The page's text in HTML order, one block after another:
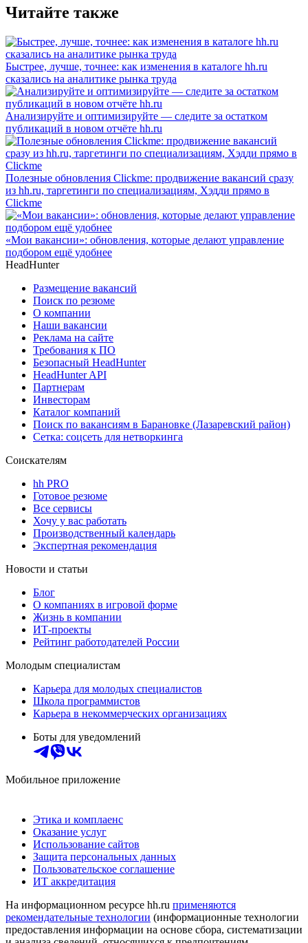
Читайте также
Быстрее, лучше, точнее: как изменения в каталоге hh.ru
сказались на аналитике рынка труда
Анализируйте и оптимизируйте — следите за остатком
публикаций в новом отчёте hh.ru
Полезные обновления Clickme: продвижение вакансий сразу
из hh.ru, таргетинги по специализациям, Хэдди прямо в
Clickme
«Мои вакансии»: обновления, которые делают управление
подбором ещё удобнее
HeadHunter
Размещение вакансий
Поиск по резюме
О компании
Наши вакансии
Реклама на сайте
Требования к ПО
Безопасный HeadHunter
HeadHunter API
Партнерам
Инвесторам
Каталог компаний
Поиск по вакансиям в Барановке (Лазаревский район)
Сетка: соцсеть для нетворкинга
Соискателям
hh PRO
Готовое резюме
Все сервисы
Хочу у вас работать
Производственный календарь
Экспертная рекомендация
Новости и статьи
Блог
О компаниях в игровой форме
Жизнь в компании
ИТ-проекты
Рейтинг работодателей России
Молодым специалистам
Карьера для молодых специалистов
Школа программистов
Карьера в некоммерческих организациях
Боты для уведомлений
Мобильное приложение
Этика и комплаенс
Оказание услуг
Использование сайтов
Защита персональных данных
Пользовательское соглашение
ИТ аккредитация
На информационном ресурсе hh.ru применяются
рекомендательные технологии (информационные технологии
предоставления информации на основе сбора, систематизации